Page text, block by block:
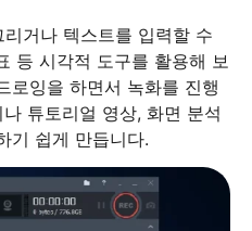
거나 텍스트를 입력할 수
등 시각적 도구를 활용해 보
로잉을 하면서 녹화를 진행
튜토리얼 영상, 화면 분석
기 쉽게 만듭니다.